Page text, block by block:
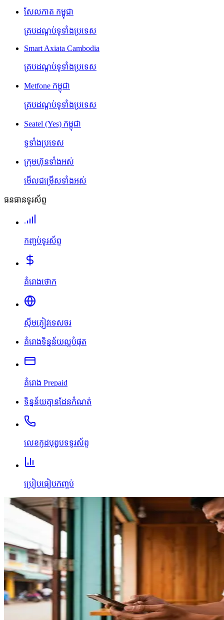
សែលកាត កម្ពុជា
គ្របដណ្តប់ទូទាំងប្រទេស
Smart Axiata Cambodia
គ្របដណ្តប់ទូទាំងប្រទេស
Metfone កម្ពុជា
គ្របដណ្តប់ទូទាំងប្រទេស
Seatel (Yes) កម្ពុជា
ទូទាំងប្រទេស
ក្រុមហ៊ុនទាំងអស់
មើលជម្រើសទាំងអស់
ធនធានទូរស័ព្ទ
កញ្ចប់ទូរស័ព្ទ
គំរោងថោក
ស៊ីមភ្ញៀវទេសចរ
គំរោងទិន្នន័យល្អបំផុត
គំរោង Prepaid
ទិន្នន័យគ្មានដែនកំណត់
លេខកូដបុព្វបទទូរស័ព្ទ
ប្រៀបធៀបកញ្ចប់